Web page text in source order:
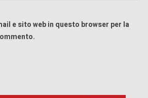
e sito web in questo browser per la